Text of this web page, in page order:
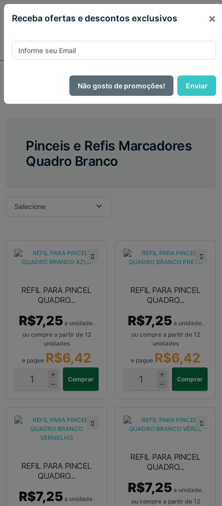
Pinceis e Refis Marcadores Quadro Branco
Pinceis e Refis Marcadores
Quadro Branco
REFIL PARA PINCEL
QUADRO...
R$7,25 a unidade.
ou compre a partir de 12
unidades
e pague R$6,42
Comprar
REFIL PARA PINCEL
QUADRO...
R$7,25 a unidade.
ou compre a partir de 12
unidades
e pague R$6,42
Comprar
REFIL PARA PINCEL
QUADRO...
R$7,25 a unidade.
REFIL PARA PINCEL
QUADRO...
R$7,25 a unidade.
ou compre a partir de 12
Receba ofertas e descontos exclusivos ×
Não gosto de promoções! Enviar